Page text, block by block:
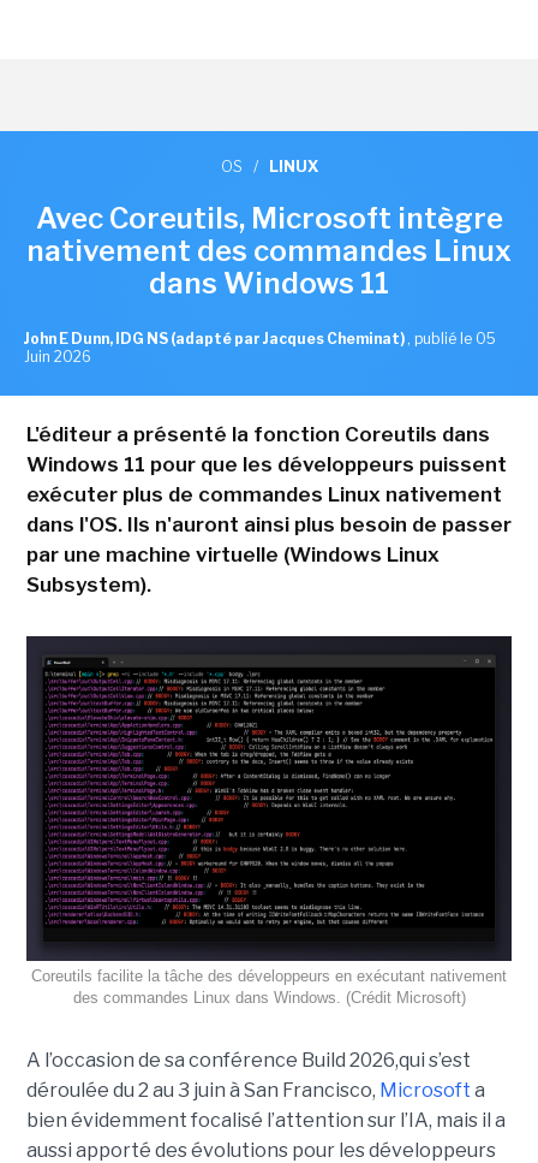
OS / LINUX
Avec Coreutils, Microsoft intègre
nativement des commandes Linux
dans Windows 11
John E Dunn, IDG NS (adapté par Jacques Cheminat) , publié le 05
Juin 2026
L'éditeur a présenté la fonction Coreutils dans
Windows 11 pour que les développeurs puissent
exécuter plus de commandes Linux nativement
dans l'OS. Ils n'auront ainsi plus besoin de passer
par une machine virtuelle (Windows Linux
Subsystem).
Coreutils facilite la tâche des développeurs en exécutant nativement
des commandes Linux dans Windows. (Crédit Microsoft)
A l’occasion de sa conférence Build 2026,qui s’est
déroulée du 2 au 3 juin à San Francisco, Microsoft a
bien évidemment focalisé l’attention sur l’IA, mais il a
aussi apporté des évolutions pour les développeurs